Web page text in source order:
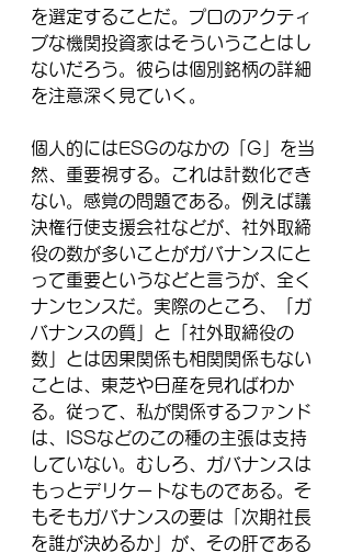
を選定することだ。プロのアクティ
ブな機関投資家はそういうことはし
ないだろう。彼らは個別銘柄の詳細
を注意深く見ていく。
個人的にはESGのなかの「G」を当
然、重要視する。これは計数化でき
ない。感覚の問題である。例えば議
決権行使支援会社などが、社外取締
役の数が多いことがガバナンスにと
って重要というなどと言うが、全く
ナンセンスだ。実際のところ、「ガ
バナンスの質」と「社外取締役の
数」とは因果関係も相関関係もない
ことは、東芝や日産を見ればわか
る。従って、私が関係するファンド
は、ISSなどのこの種の主張は支持
していない。むしろ、ガバナンスは
もっとデリケートなものである。そ
もそもガバナンスの要は「次期社長
を誰が決めるか」が、その肝である